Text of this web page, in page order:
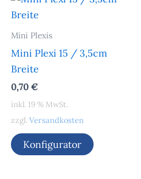
Mini Plexis
Mini Plexi 15 / 3,5cm
Breite
0,70 €
inkl. 19 % MwSt.
zzgl. Versandkosten
Konfigurator